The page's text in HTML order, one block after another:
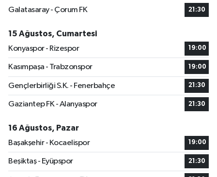
Galatasaray - Çorum FK
21:30
15 Ağustos, Cumartesi
Konyaspor - Rizespor
19:00
Kasımpaşa - Trabzonspor 19:00
Gençlerbirliği S.K. - Fenerbahçe 21:30
Gaziantep FK - Alanyaspor 21:30
16 Ağustos, Pazar
Başakşehir - Kocaelispor
19:00
Beşiktaş - Eyüpspor 21:30